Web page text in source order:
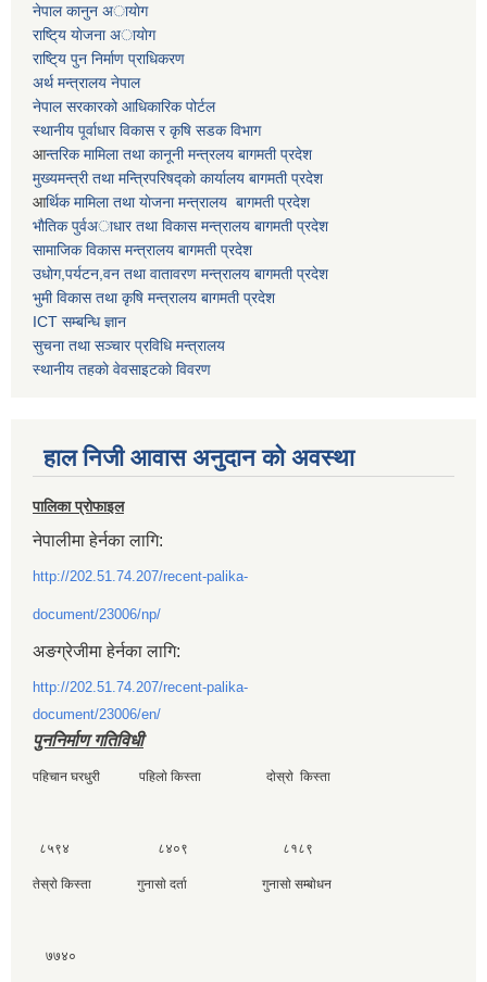
नेपाल कानुन अायाेग
राष्टि्य याेजना अायाेग
राष्टि्य पुन निर्माण प्राधिकरण
अर्थ मन्त्रालय नेपाल
नेपाल सरकारको आधिकारिक पोर्टल
स्थानीय पूर्वाधार विकास र कृषि सडक विभाग
आन्तरिक मामिला तथा कानूनी मन्त्रलय बागमती प्रदेश
मुख्यमन्त्री तथा मन्त्रिपरिषद्काे कार्यालय बागमती प्रदेश
आर्थिक मामिला तथा याेजना मन्त्रालय बागमती प्रदेश
भाैतिक पुर्वअाधार तथा विकास मन्त्रालय बागमती प्रदेश
सामाजिक विकास मन्त्रालय बागमती प्रदेश
उधाेग,पर्यटन,वन तथा वातावरण मन्त्रालय बागमती प्रदेश
भुमी विकास तथा कृषि मन्त्रालय बागमती प्रदेश
ICT सम्बन्धि ज्ञान
सुचना तथा सञ्चार प्रविधि मन्त्रालय
स्थानीय तहकाे वेवसाइटकाे विवरण
हाल निजी आवास अनुदान काे अवस्था
पालिका प्रोफाइल
नेपालीमा हेर्नका लागि:
http://202.51.74.207/recent-palika-
document/23006/np/
अङग्रेजीमा हेर्नका लागि:
http://202.51.74.207/recent-palika-
document/23006/en/
पुननिर्माण गतिविधी
पहिचान घरधुरी पहिलाे किस्ता दाेस्राे किस्ता
८५९४ ८४०९ ८१८९
तेस्राे किस्ता गुनासाे दर्ता गुनासाे सम्बाेधन
७७४०